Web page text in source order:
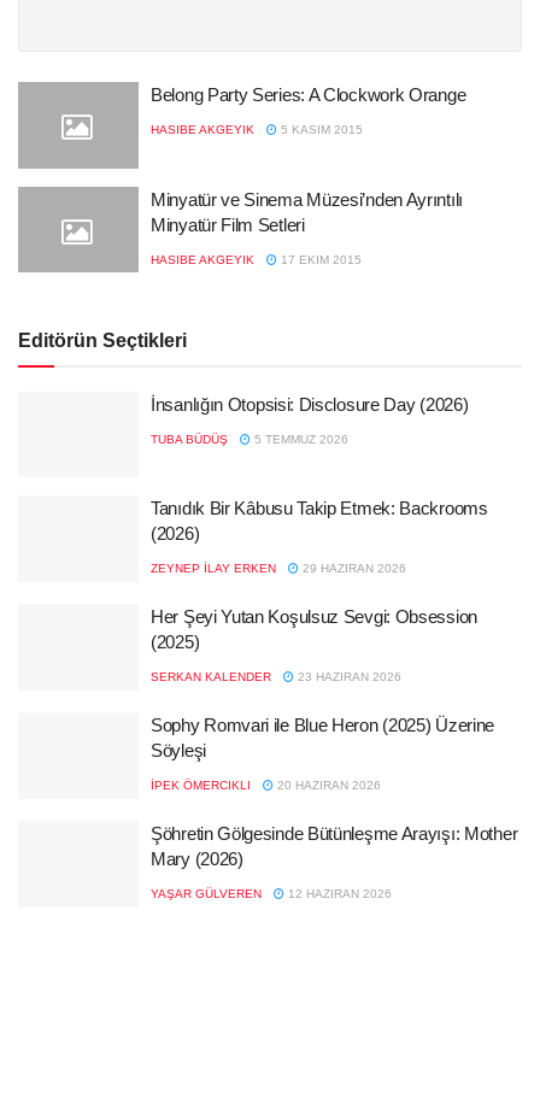
Belong Party Series: A Clockwork Orange
HASIBE AKGEYIK 5 KASIM 2015
Minyatür ve Sinema Müzesi’nden Ayrıntılı
Minyatür Film Setleri
HASIBE AKGEYIK 17 EKIM 2015
Editörün Seçtikleri
İnsanlığın Otopsisi: Disclosure Day (2026)
TUBA BÜDÜŞ 5 TEMMUZ 2026
Tanıdık Bir Kâbusu Takip Etmek: Backrooms
(2026)
ZEYNEP İLAY ERKEN 29 HAZIRAN 2026
Her Şeyi Yutan Koşulsuz Sevgi: Obsession
(2025)
SERKAN KALENDER 23 HAZIRAN 2026
Sophy Romvari ile Blue Heron (2025) Üzerine
Söyleşi
İPEK ÖMERCIKLI 20 HAZIRAN 2026
Şöhretin Gölgesinde Bütünleşme Arayışı: Mother
Mary (2026)
YAŞAR GÜLVEREN 12 HAZIRAN 2026